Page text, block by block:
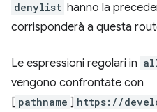
denylist hanno la
corrisponderà a questa
Le espressioni regolari in
vengono confrontate con
[ pathname ] https://